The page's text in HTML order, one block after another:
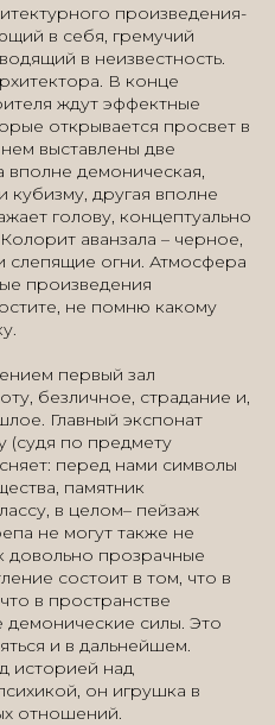
произведения-
в себя, гремучий
в неизвестность.
В конце
ждут эффектные
открывается просвет в
выставлены две
вполне демоническая,
другая вполне
голову, концептуально
аванзала – черное,
слепящие огни. Атмосфера
произведения
не помню какому
первый зал
безличное, страдание и,
Главный экспонат
(судя по предмету
перед нами символы
памятник
в целом– пейзаж
не могут также не
довольно прозрачные
состоит в том, что в
в пространстве
демонические силы. Это
и в дальнейшем.
историей над
он игрушка в
отношений.